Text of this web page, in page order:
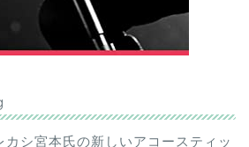
カシ宮本氏の新しいアコースティッ